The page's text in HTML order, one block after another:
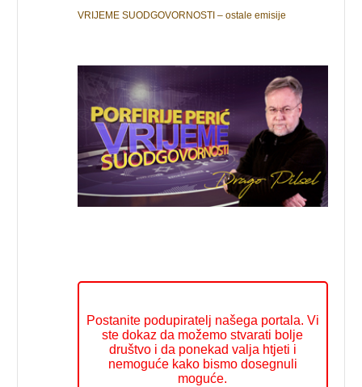
VRIJEME SUODGOVORNOSTI – ostale emisije
Postanite podupiratelj našega portala. Vi
ste dokaz da možemo stvarati bolje
društvo i da ponekad valja htjeti i
nemoguće kako bismo dosegnuli
moguće.